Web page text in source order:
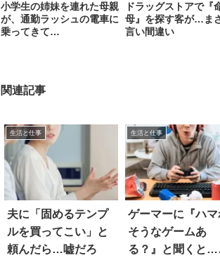
小学生の姉妹を連れた母親
が、通勤ラッシュの電車に
乗ってきて…
ドラッグストアで『
母』を探す客が…ま
言い間違い
関連記事
生活と仕事
夫に「固めるテンプ
ルを買ってこい」と
頼んだら…嘘だろ
生活と仕事
ゲーマーに『ハマ
そうなゲームあ
る？』と聞くと…